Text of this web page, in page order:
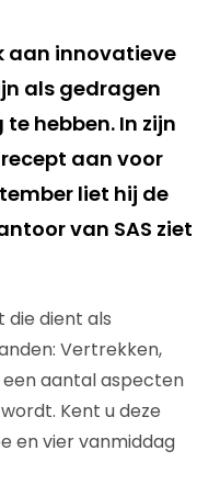
aan innovatieve
als gedragen
hebben. In zijn
aan voor
liet hij de
van SAS ziet
die dient als
Vertrekken,
aantal aspecten
Kent u deze
en vier vanmiddag